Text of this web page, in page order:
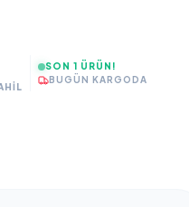
SON 1 ÜRÜN!
BUGÜN KARGODA